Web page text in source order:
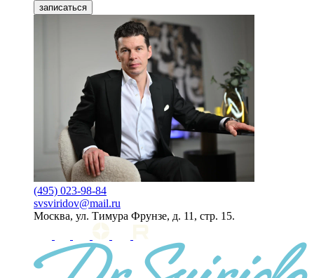
записаться
(495) 023-98-84
svsviridov@mail.ru
Москва, ул. Тимура Фрунзе, д. 11, стр. 15.